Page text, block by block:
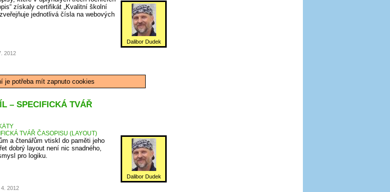
Dalibor Dudek
získaly certifikát „Kvalitní školní
jednotlivá čísla na webových
2012
je potřeba mít zapnuto cookies
– SPECIFICKÁ TVÁŘ
TVÁŘ ČASOPISU (LAYOUT)
Dalibor Dudek
a čtenářům vtiskl do paměti jeho
dobrý layout není nic snadného,
pro logiku.
4. 2012